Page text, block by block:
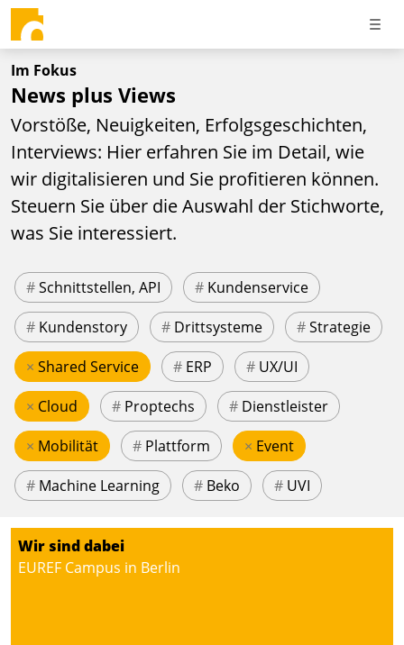
Im Fokus
News plus Views
Vorstöße, Neuigkeiten, Erfolgsgeschichten,
Interviews: Hier erfahren Sie im Detail, wie
wir digitalisieren und Sie profitieren können.
Steuern Sie über die Auswahl der Stichworte,
was Sie interessiert.
#Schnittstellen, API # Kundenservice
# Kundenstory # Drittsysteme #Strategie
× Shared Service # ERP # UX/UI
× Cloud # Proptechs # Dienstleister
× Mobilität # Plattform × Event
# Machine Learning # Beko # UVI
Wir sind dabei
EUREF Campus in Berlin